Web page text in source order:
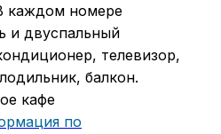
каждом номере
и двуспальный
телевизор,
балкон.
кафе
по